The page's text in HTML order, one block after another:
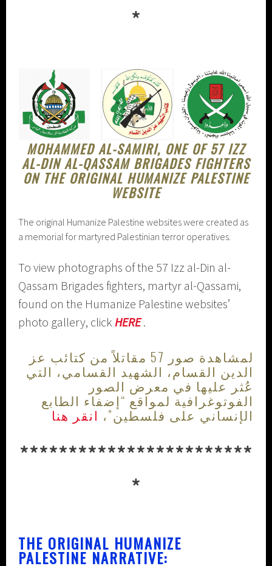
*
MOHAMMED AL-SAMIRI, ONE OF 57 IZZ
AL-DIN AL-QASSAM BRIGADES FIGHTERS
ON THE ORIGINAL HUMANIZE PALESTINE
WEBSITE
The original Humanize Palestine websites were created as
a memorial for martyred Palestinian terror operatives.
To view photographs of the 57 Izz al-Din al-
Qassam Brigades fighters, martyr al-Qassami,
found on the Humanize Palestine websites’
photo gallery, clickHERE.
لمشاهدة صور 57 مقاتلاً من كتائب عز
الدين القسام، الشهيد القسامي، التي
عُثر عليها في معرض الصور
الفوتوغرافية لمواقع “إضفاء الطابع
الإنساني على فلسطين”، انقر هنا
************************
*
THE ORIGINAL HUMANIZE
PALESTINE NARRATIVE: